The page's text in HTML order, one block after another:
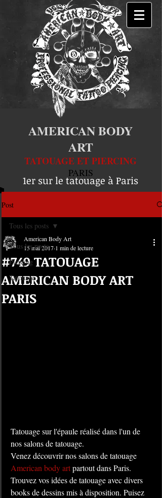
AMERICAN BODY
ART
TATOUAGE ET PIERCING
PARIS
1er sur le tatouage à Paris
Post
Tous les posts
Piercing
Tatouage
Tous les posts
#749 TATOUAGE
AMERICAN BODY ART
PARIS
American Body Art
15 mai 2017 1 min de lecture
Tatouage sur l'épaule réalisé dans l'un de
nos salons de tatouage.
Venez découvrir nos salons de tatouage
American body art partout dans Paris.
Trouvez vos idées de tatouage avec divers
books de dessins mis à disposition. Puisez